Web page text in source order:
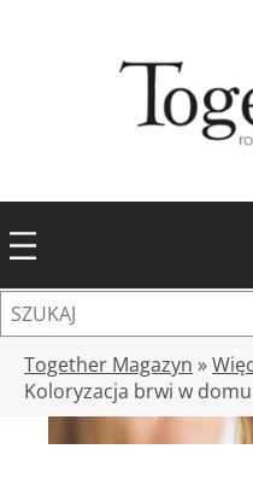
z
Together Magazyn »
Koloryzacja brwi w